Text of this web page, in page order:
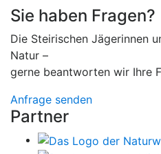
Sie haben Fragen?
Die Steirischen Jägerinnen
Natur –
gerne beantworten wir Ihre
Anfrage senden
Partner